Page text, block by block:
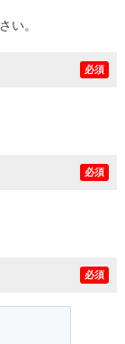
い。
必須
必須
必須